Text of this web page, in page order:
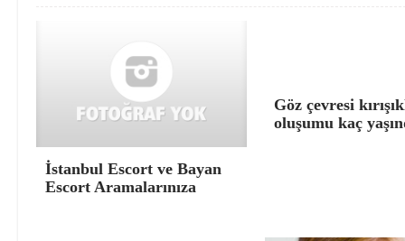
İstanbul Escort ve Bayan
Escort Aramalarınıza
Göz çevresi
oluşumu kaç